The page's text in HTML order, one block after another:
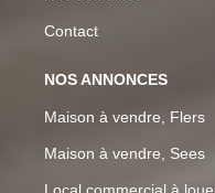
Contact
NOS ANNONCES
Maison à vendre, Flers
Maison à vendre, Sees